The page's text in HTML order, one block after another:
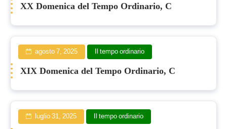
XX Domenica del Tempo Ordinario, C
agosto 7, 2025 Il tempo ordinario
XIX Domenica del Tempo Ordinario, C
luglio 31, 2025 Il tempo ordinario